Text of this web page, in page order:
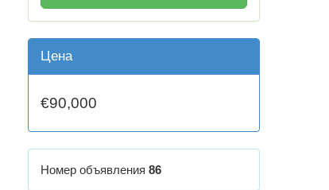
Цена
€90,000
Номер объявления 86